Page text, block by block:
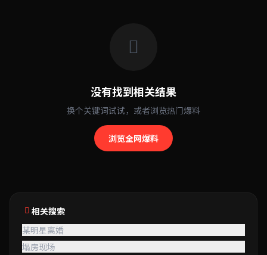
没有找到相关结果
换个关键词试试，或者浏览热门爆料
浏览全网爆料
相关搜索
某明星离婚
塌房现场